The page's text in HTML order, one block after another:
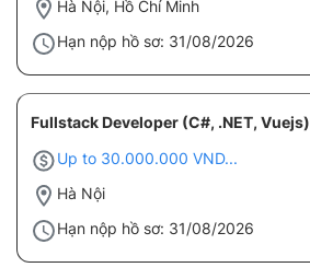
Hà Nội, Hồ Chí Minh
Hạn nộp hồ sơ: 31/08/2026
Fullstack Developer (C#, .NET, Vuejs)
Up to 30.000.000 VND...
Hà Nội
Hạn nộp hồ sơ: 31/08/2026